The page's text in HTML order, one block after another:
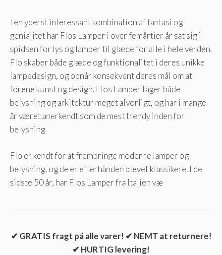
I en yderst interessant kombination af fantasi og
genialitet har Flos Lamper i over femårtier år sat sig i
spidsen for lys og lamper til glæde for alle i hele verden.
Flo skaber både glæde og funktionalitet i deres unikke
lampedesign, og opnår konsekvent deres mål om at
forene kunst og design. Flos Lamper tager både
belysning og arkitektur meget alvorligt, og har i mange
år været anerkendt som de mest trendy inden for
belysning.
Flo er kendt for at frembringe moderne lamper og
belysning, og de er efterhånden blevet klassikere. I de
sidste 50 år, har Flos Lamper fra Italien væ
✔ GRATIS fragt på alle varer! ✔ NEMT at returnere!
✔ HURTIG levering!